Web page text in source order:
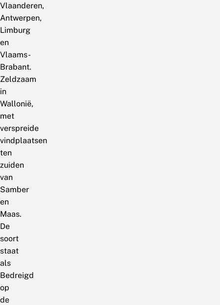
Vlaanderen,
Antwerpen,
Limburg
en
Vlaams-
Brabant.
Zeldzaam
in
Wallonië,
met
verspreide
vindplaatsen
ten
zuiden
van
Samber
en
Maas.
De
soort
staat
als
Bedreigd
op
de